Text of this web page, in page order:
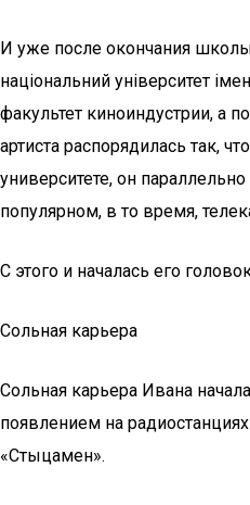
И уже после окончания
національний університет
факультет киноиндустрии, а
артиста распорядилась так,
университете, он
популярном, в то время,
С этого и началась его
Сольная карьера
Сольная карьера Ивана
появлением на
«Стыцамен».